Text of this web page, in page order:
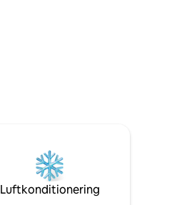
Luftkonditionering